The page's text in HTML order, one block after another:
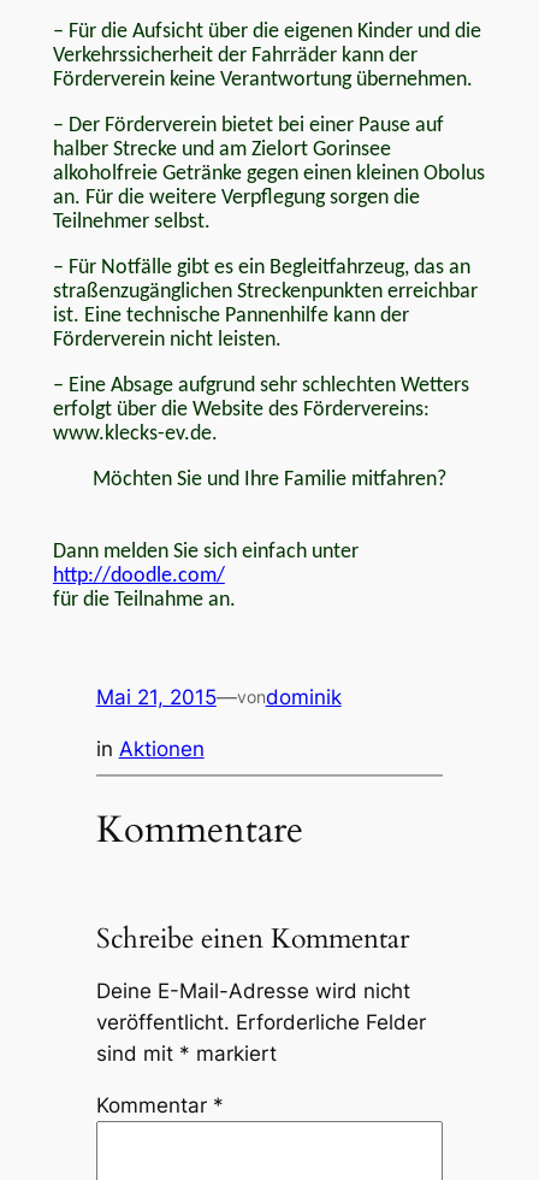
– Für die Aufsicht über die eigenen Kinder und die
Verkehrssicherheit der Fahrräder kann der
Förderverein keine Verantwortung übernehmen.
– Der Förderverein bietet bei einer Pause auf
halber Strecke und am Zielort Gorinsee
alkoholfreie Getränke gegen einen kleinen Obolus
an. Für die weitere Verpflegung sorgen die
Teilnehmer selbst.
– Für Notfälle gibt es ein Begleitfahrzeug, das an
straßenzugänglichen Streckenpunkten erreichbar
ist. Eine technische Pannenhilfe kann der
Förderverein nicht leisten.
– Eine Absage aufgrund sehr schlechten Wetters
erfolgt über die Website des Fördervereins:
www.klecks-ev.de.
Möchten Sie und Ihre Familie mitfahren?
Dann melden Sie sich einfach unter
http://doodle.com/
für die Teilnahme an.
Mai 21, 2015—vondominik
in Aktionen
Kommentare
Schreibe einen Kommentar
Deine E-Mail-Adresse wird nicht
veröffentlicht. Erforderliche Felder
sind mit * markiert
Kommentar *